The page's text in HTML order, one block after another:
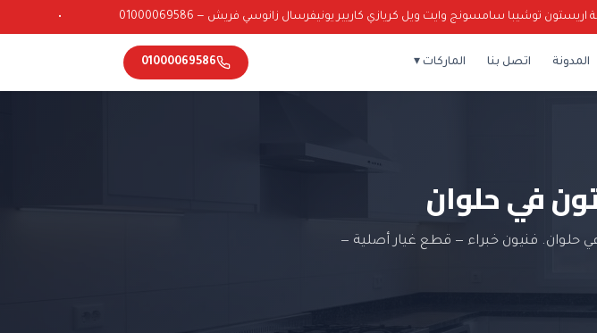
اريستون توشيبا سامسونج وايت ويل كريازي كاريير يونيفرسال زانوسي فريش — 01000069586
المدونة اتصل بنا الماركات ▾ 01000069586
في حلوان
حلوان. فنيون خبراء — قطع غيار أصلية —